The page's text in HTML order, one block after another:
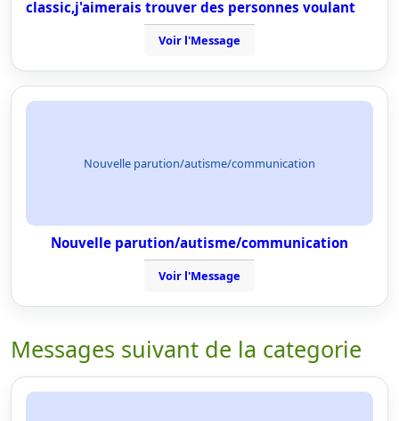
classic,j'aimerais trouver des personnes voulant
Voir l'Message
Nouvelle parution/autisme/communication
Nouvelle parution/autisme/communication
Voir l'Message
Messages suivant de la categorie